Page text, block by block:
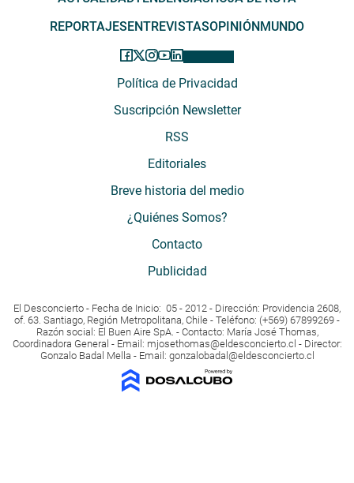
REPORTAJESENTREVISTASOPINIÓNMUNDO
Política de Privacidad
Suscripción Newsletter
RSS
Editoriales
Breve historia del medio
¿Quiénes Somos?
Contacto
Publicidad
El Desconcierto - Fecha de Inicio: 05 - 2012 - Dirección: Providencia 2608,
of. 63. Santiago, Región Metropolitana, Chile - Teléfono: (+569) 67899269 -
Razón social: El Buen Aire SpA. - Contacto: María José Thomas,
Coordinadora General - Email: mjosethomas@eldesconcierto.cl - Director:
Gonzalo Badal Mella - Email: gonzalobadal@eldesconcierto.cl